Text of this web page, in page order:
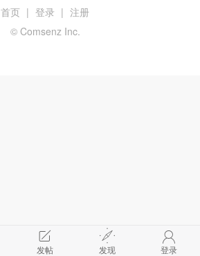
发帖 发现 登录
首页 | 登录 | 注册
© Comsenz Inc.